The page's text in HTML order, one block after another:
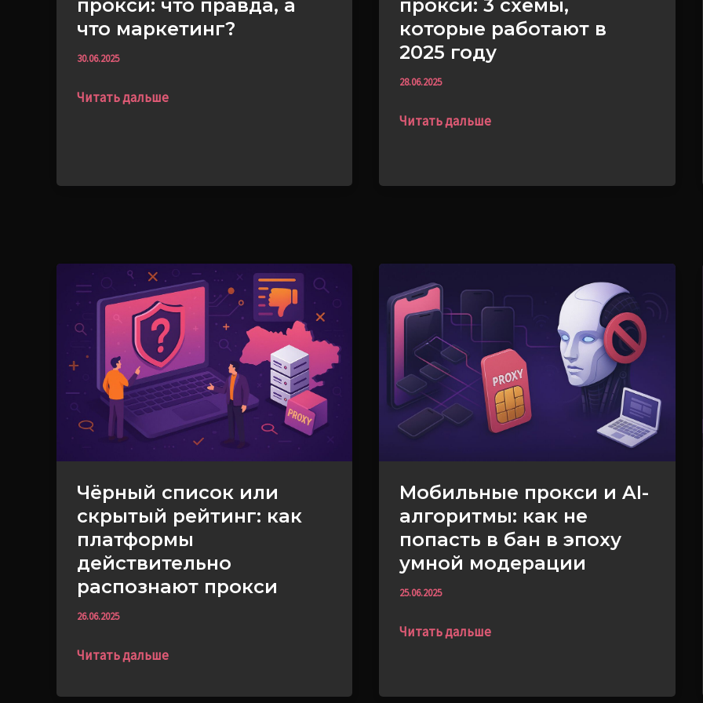
прокси: что правда, а
что маркетинг?
30.06.2025
Читать дальше
прокси: 3 схемы,
которые работают в
2025 году
28.06.2025
Читать дальше
Чёрный список или
скрытый рейтинг: как
платформы
действительно
распознают прокси
26.06.2025
Чёрный
список
скрытый
рейтинг:
платформы
действительно
Читать дальше
Мобильные прокси и AI-
алгоритмы: как не
попасть в бан в эпоху
умной модерации
25.06.2025
прокси
и
алгоритмы:
как
не
попасть
в
эпоху
умной
модерации
Читать дальше